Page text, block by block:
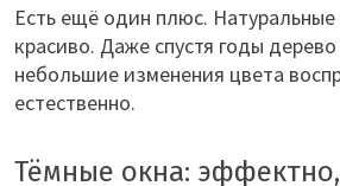
Есть ещё один плюс.
красиво. Даже спустя годы
небольшие изменения цвета
естественно.
Тёмные окна: